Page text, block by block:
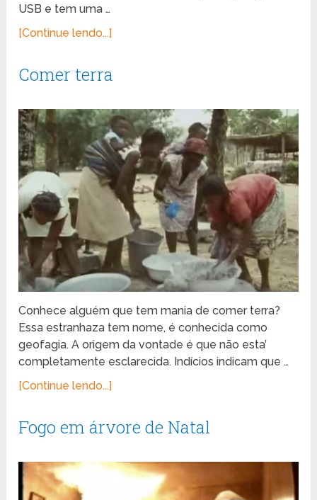
USB e tem uma …
[Continue lendo...]
Comer terra
Conhece alguém que tem mania de comer terra?
Essa estranhaza tem nome, é conhecida como
geofagia. A origem da vontade é que não esta’
completamente esclarecida. Indícios indicam que …
[Continue lendo...]
Fogo em árvore de Natal